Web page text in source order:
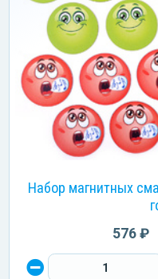
Набор магнитных
576 ₽